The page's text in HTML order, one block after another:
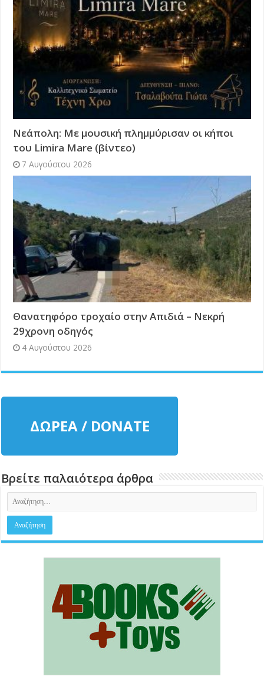
Νεάπολη: Με μουσική πλημμύρισαν οι κήποι
του Limira Mare (βίντεο)
7 Αυγούστου 2026
Θανατηφόρο τροχαίο στην Απιδιά – Νεκρή
29χρονη οδηγός
4 Αυγούστου 2026
ΔΩΡΕΑ / DONATE
Βρείτε παλαιότερα άρθρα